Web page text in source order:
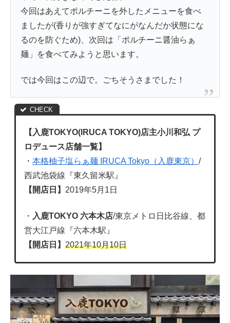
今回はあえてポルチーニを外したメニューを食べ
ましたが(香りが強すぎてなにがなんだか状態にな
るのを防ぐため)、次回は「ポルチーニ醤油らぁ
麺」を食べてみようと思います。
では今回はこの辺で。ごちそうさまでした！
【入鹿TOKYO(lRUCA TOKYO)店主小川和弘 プ
ロデュース店舗一覧】
・本格柚子塩らぁ麺 IRUCA Tokyo（入鹿東京）/
西武池袋線『東久留米駅』
【開店日】2019年5月1日
・ 入鹿TOKYO 六本木店/東京メトロ日比谷線、都
営大江戸線『六本木駅』
【開店日】2021年10月10日